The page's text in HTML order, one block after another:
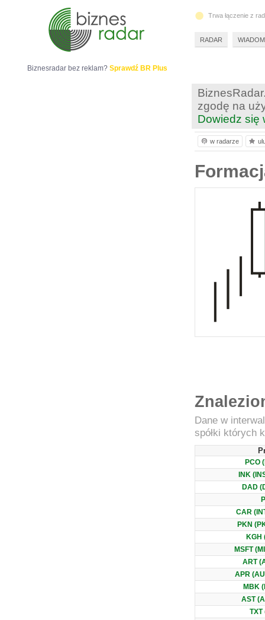
zgodę na
Dowiedz się
Dane w
spółki których
PCO
INK
DAD
CAR
PKN
KGH
MSFT
ART
APR
MBK
AST
TXT
w radarze
Biznesradar bez reklam? Sprawdź BR Plus
Trwa łączenie z
RADAR